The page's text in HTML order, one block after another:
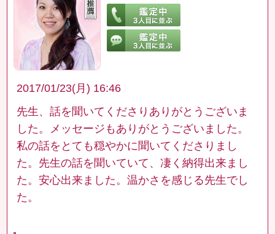
2017/01/23(月) 16:46
先生、話を聞いてくださりありがとうございま
した。メッセージもありがとうございました。
私の話をとても穏やかに聞いてくださりまし
た。先生の話を聞いていて、凄く納得出来まし
た。安心出来ました。温かさを感じる先生でし
た。